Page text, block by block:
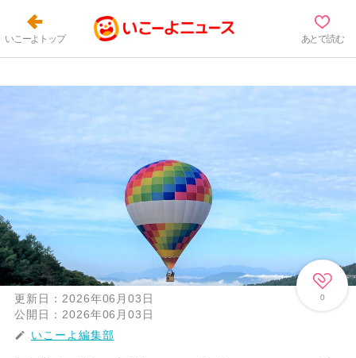
いこーよトップ あとで読む
0
更新日： 2026年06月03日
公開日： 2026年06月03日
いこーよ編集部